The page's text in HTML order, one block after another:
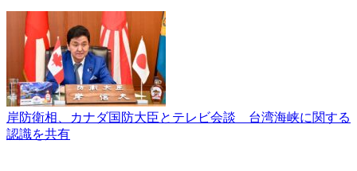
岸防衛相、カナダ国防大臣とテレビ会談 台湾海峡に関する
認識を共有